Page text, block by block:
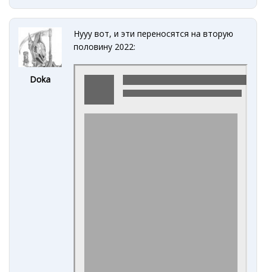
Doka
Нууу вот, и эти переносятся на вторую
половину 2022: